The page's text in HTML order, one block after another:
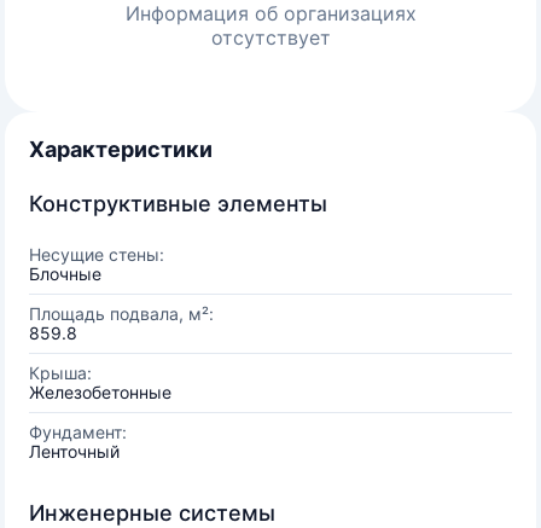
Информация об организациях
отсутствует
Характеристики
Конструктивные элементы
Несущие стены:
Блочные
Площадь подвала, м²:
859.8
Крыша:
Железобетонные
Фундамент:
Ленточный
Инженерные системы